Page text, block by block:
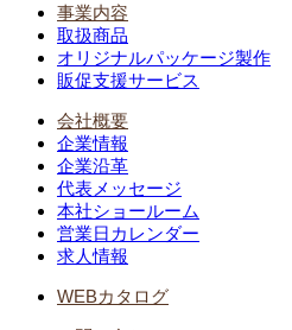
事業内容
取扱商品
オリジナルパッケージ製作
販促支援サービス
会社概要
企業情報
企業沿革
代表メッセージ
本社ショールーム
営業日カレンダー
求人情報
WEBカタログ